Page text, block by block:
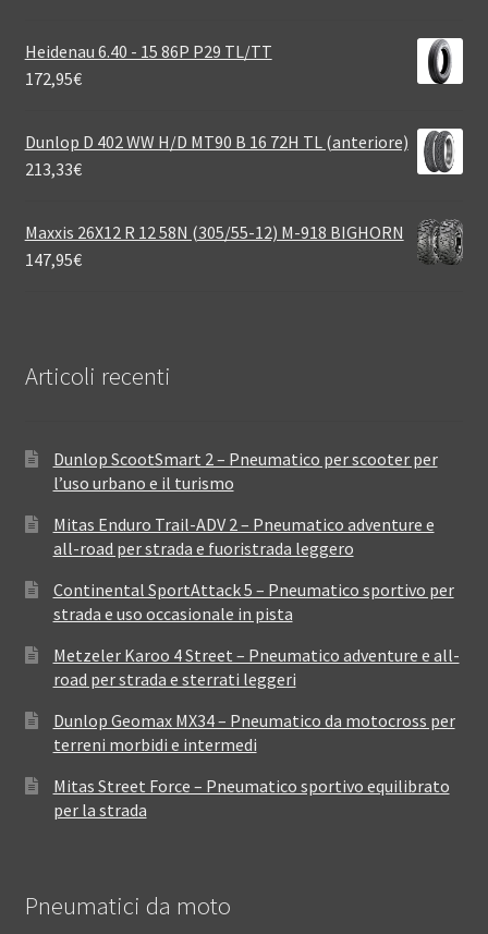
Heidenau 6.40 - 15 86P P29 TL/TT
172,95€
Dunlop D 402 WW H/D MT90 B 16 72H TL (anteriore)
213,33€
Maxxis 26X12 R 12 58N (305/55-12) M-918 BIGHORN
147,95€
Articoli recenti
Dunlop ScootSmart 2 – Pneumatico per scooter per
l’uso urbano e il turismo
Mitas Enduro Trail-ADV 2 – Pneumatico adventure e
all-road per strada e fuoristrada leggero
Continental SportAttack 5 – Pneumatico sportivo per
strada e uso occasionale in pista
Metzeler Karoo 4 Street – Pneumatico adventure e all-
road per strada e sterrati leggeri
Dunlop Geomax MX34 – Pneumatico da motocross per
terreni morbidi e intermedi
Mitas Street Force – Pneumatico sportivo equilibrato
per la strada
Pneumatici da moto